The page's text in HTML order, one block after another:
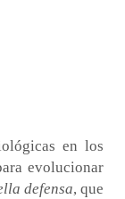
en los
evolucionar
defensa, que